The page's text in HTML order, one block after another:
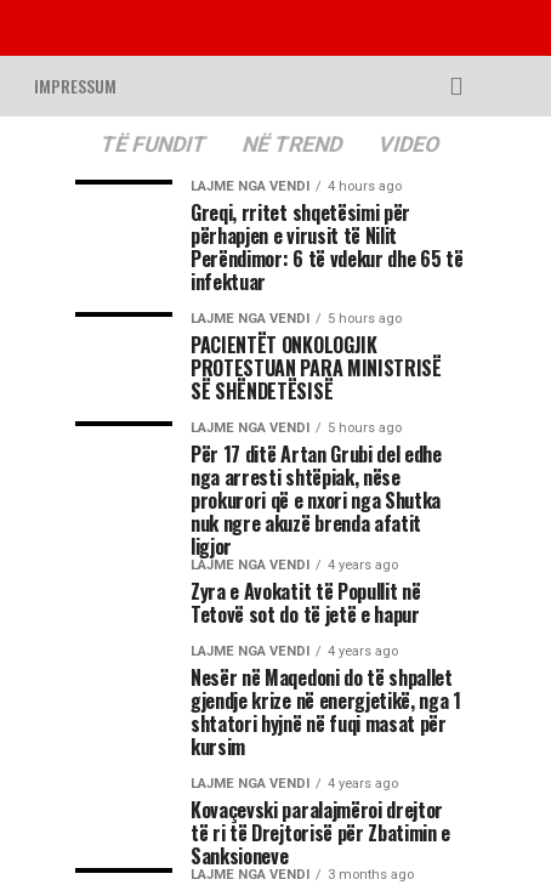
IMPRESSUM
TË FUNDIT NË TREND VIDEO
LAJME NGA VENDI 4 hours ago
Greqi, rritet shqetësimi për
përhapjen e virusit të Nilit
Perëndimor: 6 të vdekur dhe 65 të
infektuar
LAJME NGA VENDI 5 hours ago
PACIENTËT ONKOLOGJIK
PROTESTUAN PARA MINISTRISË
SË SHËNDETËSISË
LAJME NGA VENDI 5 hours ago
Për 17 ditë Artan Grubi del edhe
nga arresti shtëpiak, nëse
prokurori që e nxori nga Shutka
nuk ngre akuzë brenda afatit
ligjor
LAJME NGA VENDI 4 years ago
Zyra e Avokatit të Popullit në
Tetovë sot do të jetë e hapur
LAJME NGA VENDI 4 years ago
Nesër në Maqedoni do të shpallet
gjendje krize në energjetikë, nga 1
shtatori hyjnë në fuqi masat për
kursim
LAJME NGA VENDI 4 years ago
Kovaçevski paralajmëroi drejtor
të ri të Drejtorisë për Zbatimin e
Sanksioneve
LAJME NGA VENDI 3 months ago